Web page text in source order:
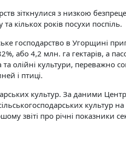
зіткнулися з низкою
кількох років посухи поспіль.
господарство в Угорщині
або 4,2 млн. га гектарів, а
культури, переважно
і птиці.
культур. За даними
культур на
звіті про річні показники